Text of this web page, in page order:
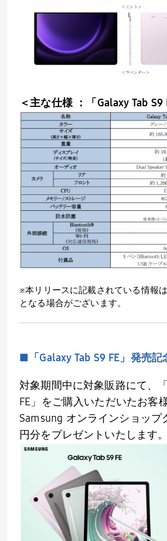
＜主な仕様 ：「Galaxy Tab S9
※本リリースに記載されている情報
となる場合がございます。
■「Galaxy Tab S9 FE」発売
対象期間中に対象販路にて、
FE」をご購入いただいたお客
Samsung オンラインショップ
円分をプレゼントいたします。